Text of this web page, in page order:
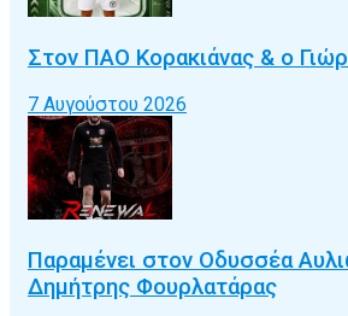
Στον ΠΑΟ Κορακιάνας & ο
7 Αυγούστου 2026
Παραμένει στον Οδυσσέα
Δημήτρης Φουρλατάρας